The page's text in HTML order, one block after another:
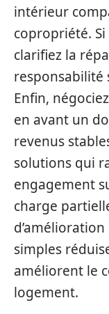
intérieur
copropriété.
clarifiez la
responsabilité
Enfin,
en avant un
revenus
solutions qui
engagement
charge
simples
améliorent le
logement.